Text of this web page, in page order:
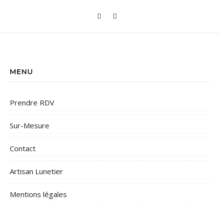
MENU
Prendre RDV
Sur-Mesure
Contact
Artisan Lunetier
Mentions légales